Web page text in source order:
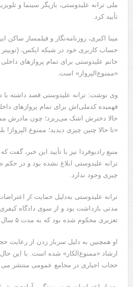
ملی ترانه علیدوستی، بازیگر سینما و
تأیید کرد.
مینا اکبری،‌ روزنامه‌نگار و فیلمساز ساکن
حساب کاربری خود در شبکه ایکس،‌
خانم علیدوستی برای تمام پروازهای
«ممنوع‌الپرواز» است.
وی نوشت: ترانه علیدوستی قصد داشته
فهمیده کدملی‌اش برای تمام پروازهای
حالا دخترش اشک می‌ریزد؛ چون مادرش
«تا حالا چنین چیزی دیدید؛ ممنوع الپرواز!
منبع رادیوفردا نیز با تأیید این خبر، گفت
ترانه علیدوستی ابلاغ نشده بود و در
چیزی وجود ندارد.
تعزیری محکوم شده بود که به مدت ۵ سال تعلیق شده است.
او همچنین به دلیل سرباز زدن از رعایت
ارشاد «ممنوع‌الکار» شده‌ است. با این
حجاب اجباری در مجامع عمومی منتشر می